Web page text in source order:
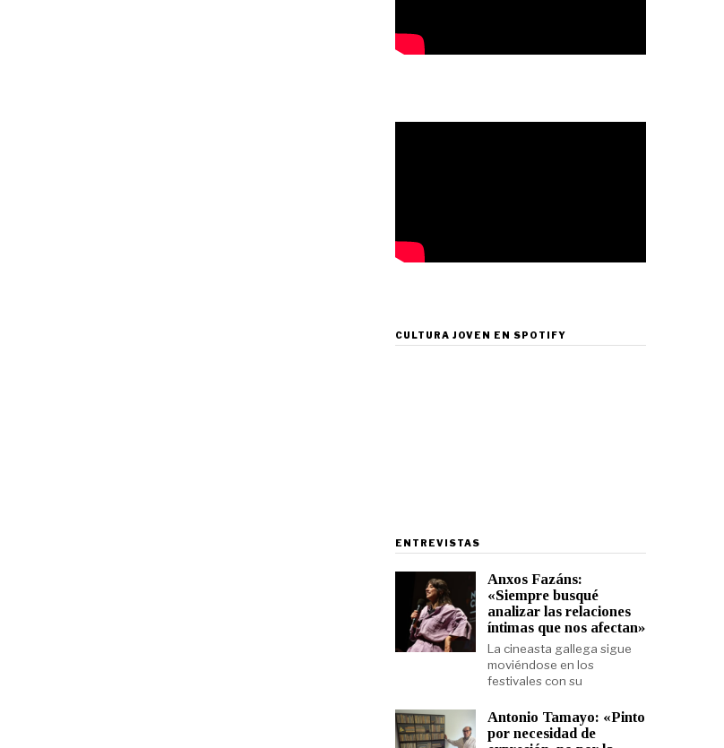
CULTURA JOVEN EN SPOTIFY
ENTREVISTAS
Anxos Fazáns:
«Siempre busqué
analizar las relaciones
íntimas que nos afectan»
La cineasta gallega sigue
moviéndose en los
festivales con su
Antonio Tamayo: «Pinto
por necesidad de